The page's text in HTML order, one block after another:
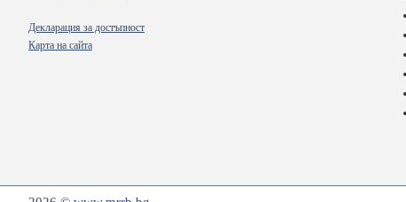
Декларация за достъпност
Карта на сайта